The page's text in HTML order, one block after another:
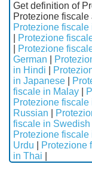
Get definition of
Protezione fiscale
Protezione fiscale
Protezione
Protezione
German
in Hindi
in Japanese
fiscale in Malay
Protezione
Russian
fiscale in Swedish
Protezione
Urdu
Protezione
in Thai